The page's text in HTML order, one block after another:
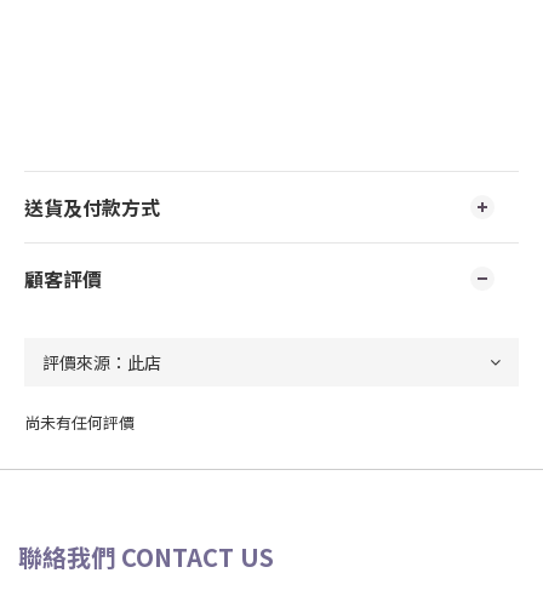
送貨及付款方式
顧客評價
尚未有任何評價
聯絡我們 CONTACT US